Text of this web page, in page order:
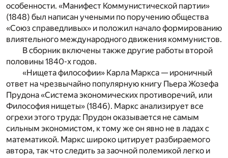
особенности. «Манифест Коммунистической партии»
(1848) был написан учеными по поручению общества
«Союз справедливых» и положил начало формированию
влиятельного международного движения коммунистов.
В сборник включены также другие работы второй
половины 1840-х годов.
«Нищета философии» Карла Маркса — ироничный
ответ на чрезвычайно популярную книгу Пьера Жозефа
Прудона «Система экономических противоречий, или
Философия нищеты» (1846). Маркс анализирует все
огрехи этого труда: Прудон оказывается не самым
сильным экономистом, к тому же он явно не в ладах с
математикой. Маркс широко цитирует разбираемого
автора, так что следить за заочной полемикой легко и